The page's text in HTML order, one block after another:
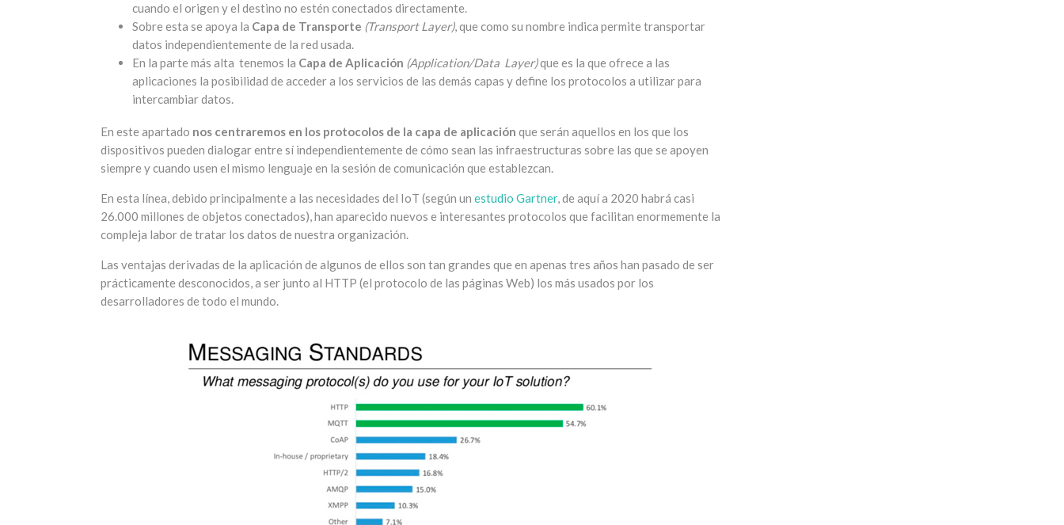
cuando el origen y el destino no estén conectados directamente.
Sobre esta se apoya la Capa de Transporte (Transport Layer), que como su nombre indica permite transportar
datos independientemente de la red usada.
En la parte más alta tenemos la Capa de Aplicación (Application/Data Layer)que es la que ofrece a las
aplicaciones la posibilidad de acceder a los servicios de las demás capas y define los protocolos a utilizar para
intercambiar datos.
En este apartado nos centraremos en los protocolos de la capa de aplicación que serán aquellos en los que los
dispositivos pueden dialogar entre sí independientemente de cómo sean las infraestructuras sobre las que se apoyen
siempre y cuando usen el mismo lenguaje en la sesión de comunicación que establezcan.
En esta línea, debido principalmente a las necesidades del IoT (según un estudio Gartner, de aquí a 2020 habrá casi
26.000 millones de objetos conectados), han aparecido nuevos e interesantes protocolos que facilitan enormemente la
compleja labor de tratar los datos de nuestra organización.
Las ventajas derivadas de la aplicación de algunos de ellos son tan grandes que en apenas tres años han pasado de ser
prácticamente desconocidos, a ser junto al HTTP (el protocolo de las páginas Web) los más usados por los
desarrolladores de todo el mundo.